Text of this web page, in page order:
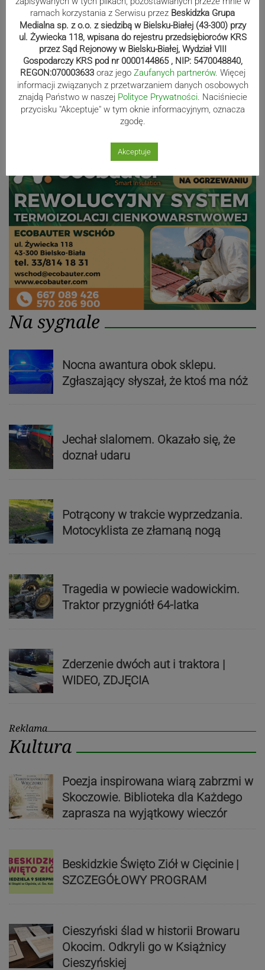
polo. Kilkadziesiąt drużyn z całej
Europy rywalizowało przez trzy dni
Nakamura z dubletem w Wiśle.
Dyskwalifikacja Waszka zmieniła
klasyfikację Polaków
Na sygnale
Nocna awantura obok sklepu.
Zgłaszający słyszał, że ktoś ma nóż
Jechał slalomem. Okazało się, że
doznał udaru
Potrącony w trakcie wyprzedzania.
Motocyklista ze złamaną nogą
Tragedia w powiecie wadowickim.
Traktor przygniótł 64-latka
Zderzenie dwóch aut i traktora |
WIDEO, ZDJĘCIA
Reklama
Kultura
Poezja inspirowana wiarą zabrzmi w
Skoczowie. Biblioteka dla Każdego
zaprasza na wyjątkowy wieczór
Beskidzkie Święto Ziół w Cięcinie |
SZCZEGÓŁOWY PROGRAM
Cieszyński ślad w historii Browaru
Okocim. Odkryli go w Książnicy
Cieszyńskiej
ramach korzystania z Serwisu przez Beskidzka Grupa
Medialna sp. z o.o. z siedzibą w Bielsku-Białej (43-300) przy
ul. Żywiecka 118, wpisana do rejestru przedsiębiorców KRS
przez Sąd Rejonowy w Bielsku-Białej, Wydział VIII
Gospodarczy KRS pod nr 0000144865 , NIP: 5470048840,
REGON:070003633 oraz jego Zaufanych partnerów. Więcej
informacji związanych z przetwarzaniem danych osobowych
znajdą Państwo w naszej Polityce Prywatności. Naciśniecie
przycisku "Akceptuje" w tym oknie informacyjnym, oznacza
zgodę.
Akceptuje